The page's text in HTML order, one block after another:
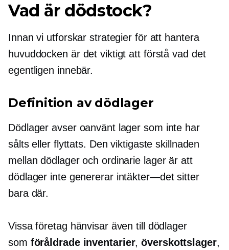
Vad är dödstock?
Innan vi utforskar strategier för att hantera
huvuddocken är det viktigt att förstå vad det
egentligen innebär.
Definition av dödlager
Dödlager avser oanvänt lager som inte har
sålts eller flyttats. Den viktigaste skillnaden
mellan dödlager och ordinarie lager är att
dödlager inte genererar intäkter—detsitter
bara där.
Vissa företag hänvisar även till dödlager
som föråldrade inventarier,överskottslager,